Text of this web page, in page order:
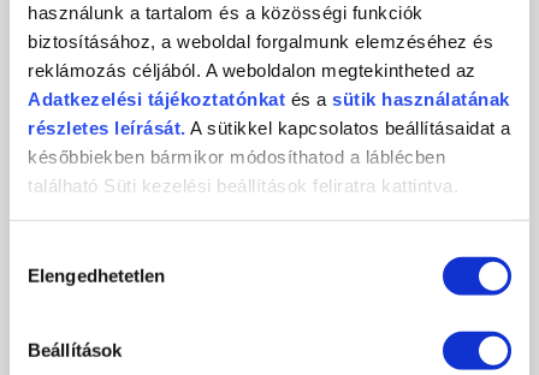
használunk a tartalom és a közösségi funkciók
biztosításához, a weboldal forgalmunk elemzéséhez és
reklámozás céljából. A weboldalon megtekintheted az
Adatkezelési tájékoztatónkat és a sütik használatának
részletes leírását. A sütikkel kapcsolatos beállításaidat a
későbbiekben bármikor módosíthatod a láblécben
található Süti kezelési beállítások feliratra kattintva.
kiválasztása
Elengedhetetlen
Beállítások
MEGÚJULT HŰSÉGPROGRAM ÉS
REFERENCIASZALON PROGRAM SZÜNETEL
2020-03-24
Megújult Hűségprogramunk és Referenciaszalon programunk
határozatlan ideig szünetel.
RÉSZLETEK